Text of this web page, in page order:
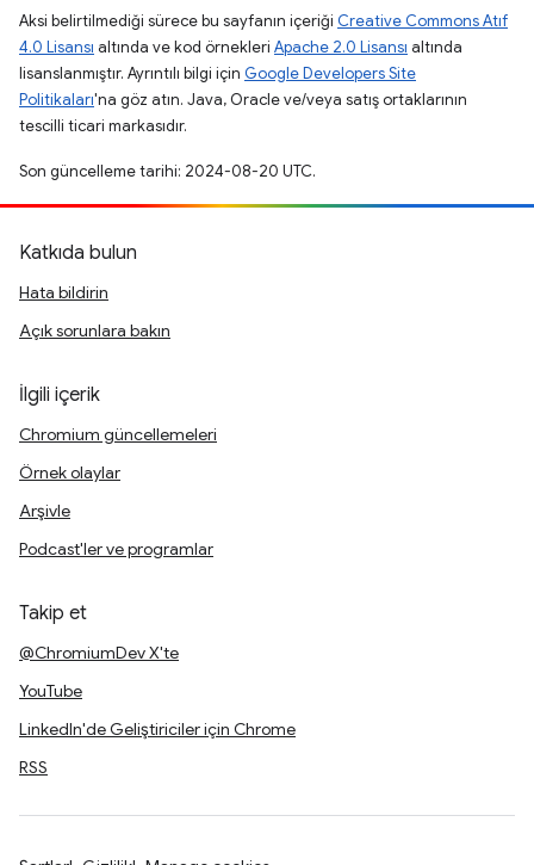
Aksi belirtilmediği sürece bu sayfanın içeriği Creative Commons Atıf
4.0 Lisansı altında ve kod örnekleri Apache 2.0 Lisansı altında
lisanslanmıştır. Ayrıntılı bilgi için Google Developers Site
Politikaları'na göz atın. Java, Oracle ve/veya satış ortaklarının
tescilli ticari markasıdır.
Son güncelleme tarihi: 2024-08-20 UTC.
Katkıda bulun
Hata bildirin
Açık sorunlara bakın
İlgili içerik
Chromium güncellemeleri
Örnek olaylar
Arşivle
Podcast'ler ve programlar
Takip et
@ChromiumDev X'te
YouTube
LinkedIn'de Geliştiriciler için Chrome
RSS